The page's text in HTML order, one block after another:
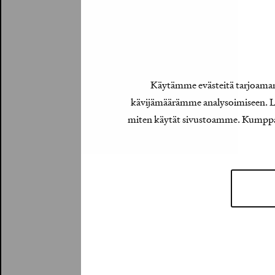
Käytämme evästeitä
kävijämäärämme analysoimiseen.
miten käytät sivustoamme.